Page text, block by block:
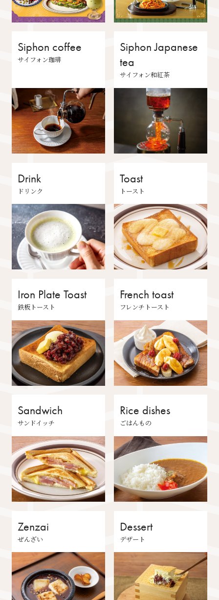
Siphon coffee
サイフォン珈琲
Siphon Japanese
tea
サイフォン和紅茶
Drink
ドリンク
Toast
トースト
Iron Plate Toast
鉄板トースト
French toast
フレンチトースト
Sandwich
サンドイッチ
Rice dishes
ごはんもの
Zenzai
ぜんざい
Dessert
デザート